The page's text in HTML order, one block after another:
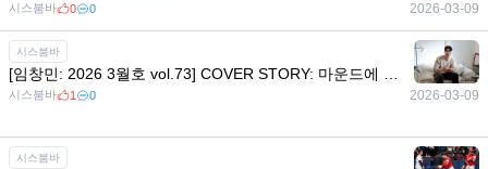
시스붐바 0 0 2026-03-09
시스붐바
시스붐바 1 0 2026-03-09
시스붐바